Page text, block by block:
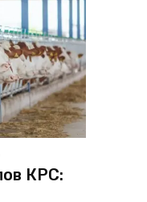
КРС: